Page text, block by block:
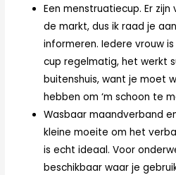
Een menstruatiecup. Er
de markt, dus ik raad je
informeren. Iedere vrouw
cup regelmatig, het werkt
buitenshuis, want je moet
hebben om ‘m schoon te
Wasbaar maandverband
kleine moeite om het
is echt ideaal. Voor
beschikbaar waar je